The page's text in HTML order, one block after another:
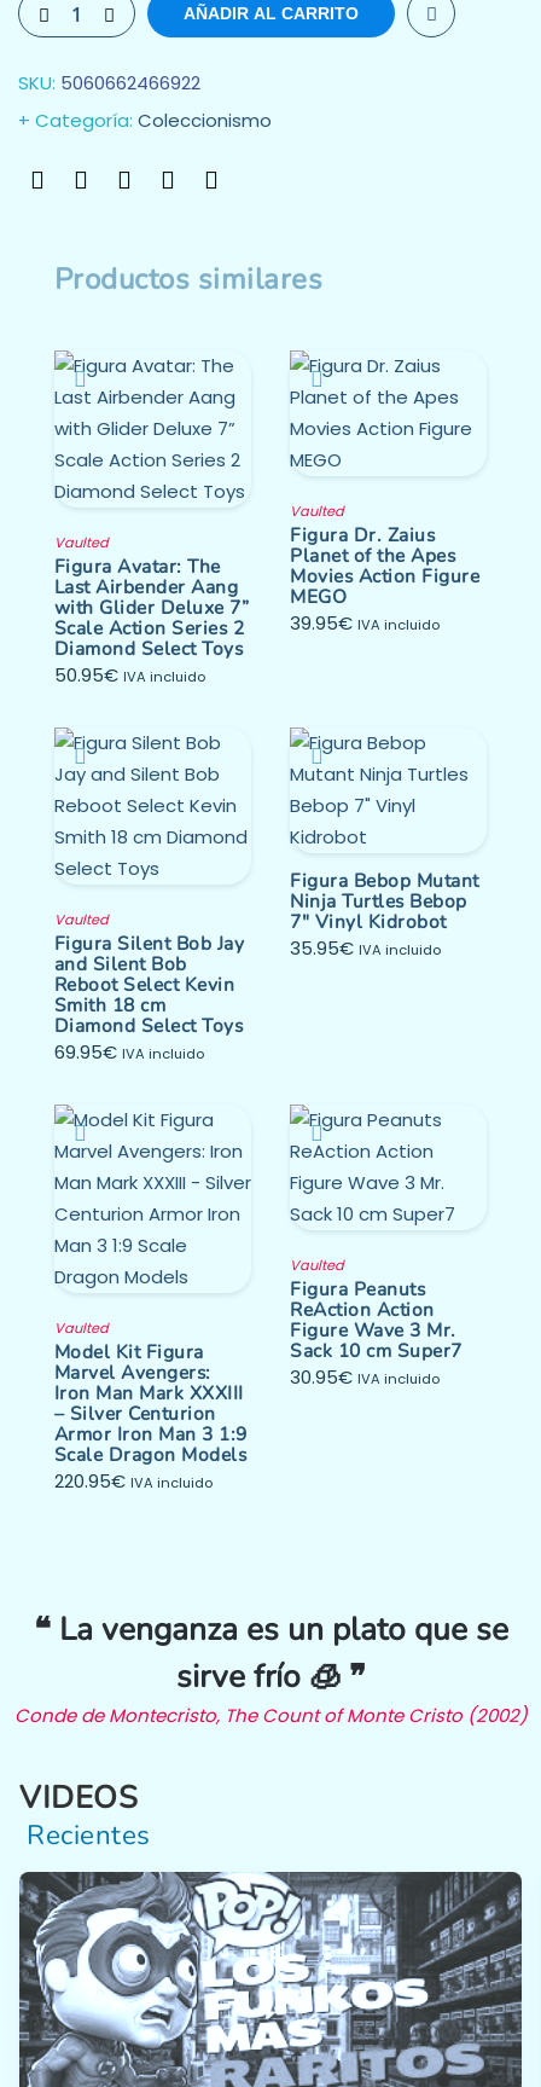
AÑADIR AL CARRITO
SKU: 5060662466922
Categoría: Coleccionismo
Productos similares
Vaulted
Figura Avatar: The
Last Airbender Aang
with Glider Deluxe 7”
Scale Action Series 2
Diamond Select Toys
50.95€ IVA incluido
Vaulted
Figura Dr. Zaius
Planet of the Apes
Movies Action Figure
MEGO
39.95€ IVA incluido
Vaulted
Figura Silent Bob Jay
and Silent Bob
Reboot Select Kevin
Smith 18 cm
Diamond Select Toys
69.95€ IVA incluido
Figura Bebop Mutant
Ninja Turtles Bebop
7″ Vinyl Kidrobot
35.95€ IVA incluido
Vaulted
Model Kit Figura
Marvel Avengers:
Iron Man Mark XXXIII
– Silver Centurion
Armor Iron Man 3 1:9
Scale Dragon Models
220.95€ IVA incluido
Vaulted
Figura Peanuts
ReAction Action
Figure Wave 3 Mr.
Sack 10 cm Super7
30.95€ IVA incluido
❝ La venganza es un plato que se
sirve frío 🧊 ❞
Conde de Montecristo, The Count of Monte Cristo (2002)
VIDEOS
Recientes